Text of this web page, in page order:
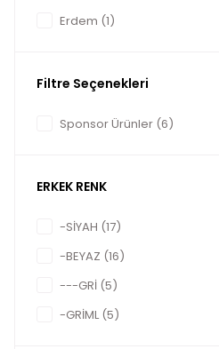
Erdem (1)
Filtre Seçenekleri
Sponsor Ürünler (6)
ERKEK RENK
-SİYAH (17)
-BEYAZ (16)
---GRİ (5)
-GRİML (5)